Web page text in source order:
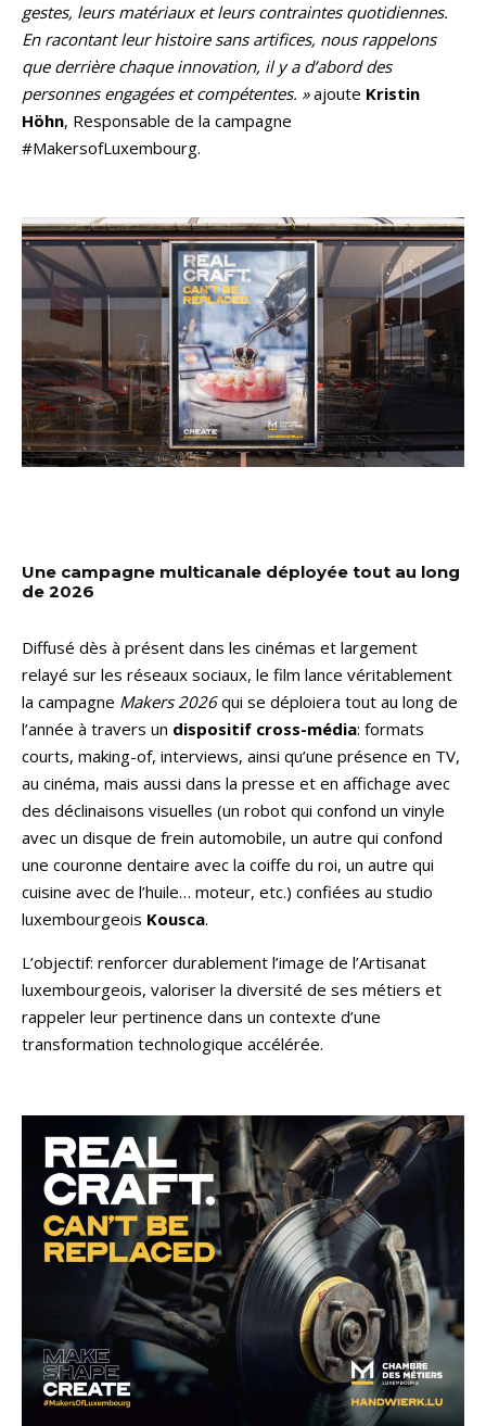
gestes, leurs matériaux et leurs contraintes quotidiennes.
En racontant leur histoire sans artifices, nous rappelons
que derrière chaque innovation, il y a d’abord des
personnes engagées et compétentes. »ajoute Kristin
Höhn, Responsable de la campagne
#MakersofLuxembourg.
Une campagne multicanale déployée tout au long
de 2026
Diffusé dès à présent dans les cinémas et largement
relayé sur les réseaux sociaux, le film lance véritablement
la campagne Makers 2026qui se déploiera tout au long de
l’année à travers un dispositif cross-média: formats
courts, making-of, interviews, ainsi qu’une présence en TV,
au cinéma, mais aussi dans la presse et en affichage avec
des déclinaisons visuelles (un robot qui confond un vinyle
avec un disque de frein automobile, un autre qui confond
une couronne dentaire avec la coiffe du roi, un autre qui
cuisine avec de l’huile… moteur, etc.) confiées au studio
luxembourgeois Kousca.
L’objectif: renforcer durablement l’image de l’Artisanat
luxembourgeois, valoriser la diversité de ses métiers et
rappeler leur pertinence dans un contexte d’une
transformation technologique accélérée.